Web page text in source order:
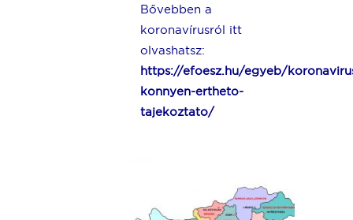
Bővebben a
koronavírusról itt
olvashatsz:
https://efoesz.hu/egyeb/
konnyen-ertheto-
tajekoztato/